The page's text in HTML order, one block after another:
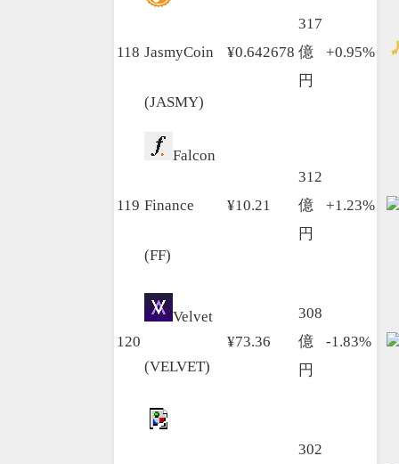
118 JasmyCoin
(JASMY)
¥0.642678
317
億
円
+0.95%
119
Falcon
Finance
(FF)
¥10.21
312
億
円
+1.23%
120
Velvet
(VELVET)
¥73.36
308
億
円
-1.83%
302